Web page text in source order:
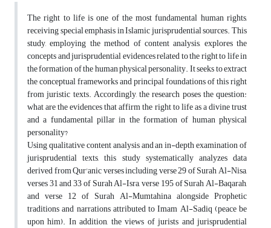
The right to life is one of the most fundamental human rights,
receiving special emphasis in Islamic jurisprudential sources. This
study, employing the method of content analysis, explores the
concepts and jurisprudential evidences related to the right to life in
the formation of the human physical personality. It seeks to extract
the conceptual frameworks and principal foundations of this right
from juristic texts. Accordingly, the research poses the question:
what are the evidences that affirm the right to life as a divine trust
and a fundamental pillar in the formation of human physical
personality?
Using qualitative content analysis and an in-depth examination of
jurisprudential texts, this study systematically analyzes data
derived from Qur'anic verses including verse 29 of Surah Al-Nisa,
verses 31 and 33 of Surah Al-Isra, verse 195 of Surah Al-Baqarah,
and verse 12 of Surah Al-Mumtahina alongside Prophetic
traditions and narrations attributed to Imam Al-Sadiq (peace be
upon him). In addition, the views of jurists and jurisprudential